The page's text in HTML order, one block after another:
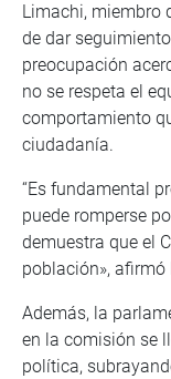
Limachi, miembro
de dar
preocupación
no se respeta el
comportamiento
ciudadanía.
“Es fundamental
puede romperse
demuestra que el
población»,
Además, la
en la comisión se
política,